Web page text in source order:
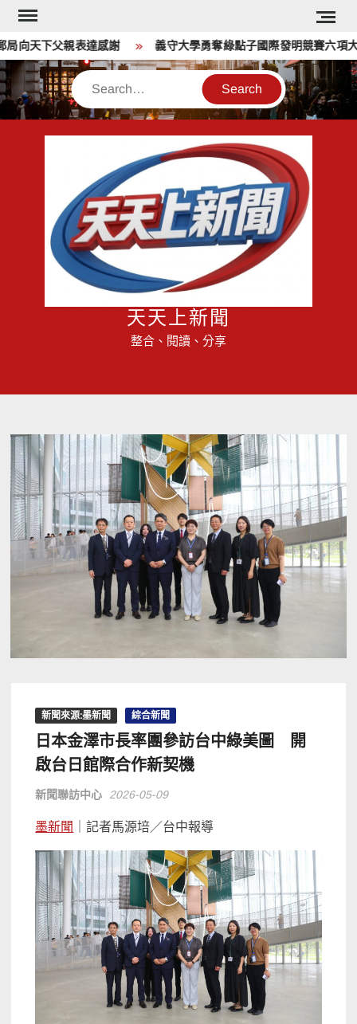
Skip
content
天下父親表達感謝 義守大學勇奪綠點子國際發明競賽六項大
Search
天天上新聞
整合、閱讀、分享
新聞來源:墨新聞 綜合新聞
日本金澤市長率團參訪台中綠美圖 開
啟台日館際合作新契機
新聞聯訪中心 2026-05-09
墨新聞 ｜記者馬源培／台中報導